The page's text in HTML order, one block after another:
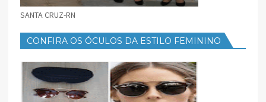
SANTA CRUZ-RN
CONFIRA OS ÓCULOS DA ESTILO FEMININO